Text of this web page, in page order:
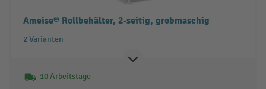
Ameise® Rollbehälter, 2-seitig, grobmaschig
2 Varianten
10 Arbeitstage